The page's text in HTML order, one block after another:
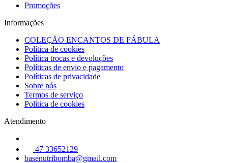
Promoções
Informações
COLEÇÃO ENCANTOS DE FÁBULA
Política de cookies
Política trocas e devoluções
Políticas de envio e pagamento
Políticas de privacidade
Sobre nós
Termos de serviço
Política de cookies
Atendimento
47 33652129
basenutribomba@gmail.com